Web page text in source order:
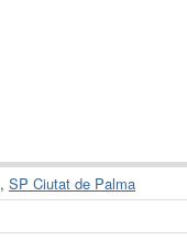
, SP Ciutat de Palma